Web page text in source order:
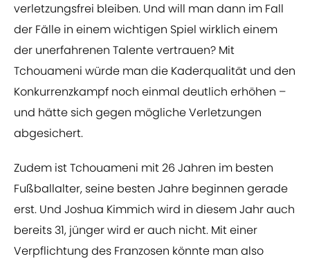
verletzungsfrei bleiben. Und will man dann im Fall
der Fälle in einem wichtigen Spiel wirklich einem
der unerfahrenen Talente vertrauen? Mit
Tchouameni würde man die Kaderqualität und den
Konkurrenzkampf noch einmal deutlich erhöhen –
und hätte sich gegen mögliche Verletzungen
abgesichert.
Zudem ist Tchouameni mit 26 Jahren im besten
Fußballalter, seine besten Jahre beginnen gerade
erst. Und Joshua Kimmich wird in diesem Jahr auch
bereits 31, jünger wird er auch nicht. Mit einer
Verpflichtung des Franzosen könnte man also